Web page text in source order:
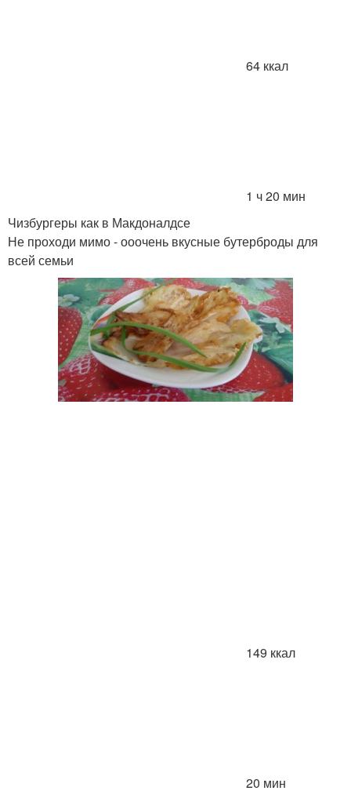
64 ккал
1 ч 20 мин
Чизбургеры как в Макдоналдсе
Не проходи мимо - ооочень вкусные бутерброды для
всей семьи
149 ккал
20 мин